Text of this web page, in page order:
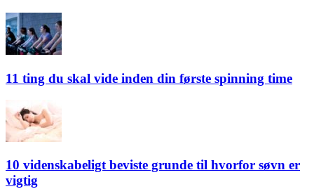
11 ting du skal vide inden din første spinning time
10 videnskabeligt beviste grunde til hvorfor søvn er
vigtig